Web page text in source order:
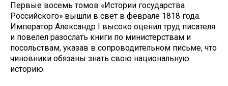
Первые восемь томов «Истории государства
Российского» вышли в свет в феврале 1818 года.
Император Александр I высоко оценил труд писателя
и повелел разослать книги по министерствам и
посольствам, указав в сопроводительном письме, что
чиновники обязаны знать свою национальную
историю.